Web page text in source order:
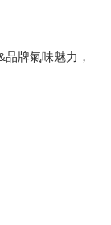
牌氣味魅力，